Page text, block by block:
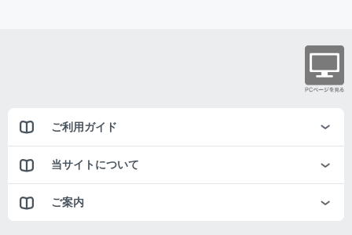
ご利用ガイド
当サイトについて
ご案内